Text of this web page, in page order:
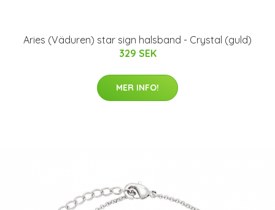
Aries (Väduren) star sign halsband - Crystal (guld)
329 SEK
MER INFO!